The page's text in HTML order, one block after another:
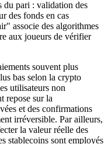
du pari : validation des
des fonds en cas
associe des algorithmes
aux joueurs de vérifier
souvent plus
bas selon la crypto
utilisateurs non
repose sur la
et des confirmations
irréversible. Par ailleurs,
la valeur réelle des
stablecoins sont employés